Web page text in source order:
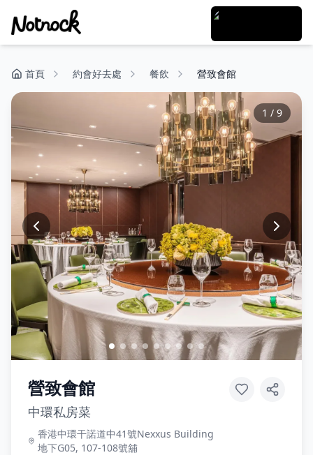
首頁 約會好去處 餐飲 營致會館
1 / 9
營致會館
中環私房菜
香港中環干諾道中41號Nexxus Building
地下G05, 107-108號舖